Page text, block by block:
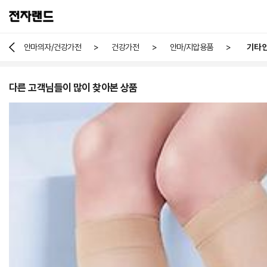
안마의자/건강가전 > 건강가전 > 안마/지압용품 > 기타
다른 고객님들이 많이 찾아본 상품